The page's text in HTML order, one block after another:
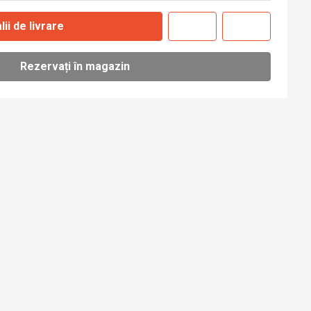
de livrare
Rezervați în magazin